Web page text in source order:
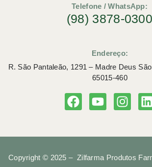
Telefone / WhatsApp:
(98) 3878-0300
Endereço:
R. São Pantaleão, 1291 – Madre Deus
65015-460
Copyright © 2025 – Zilfarma Produtos